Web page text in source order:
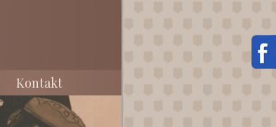
Kontakt